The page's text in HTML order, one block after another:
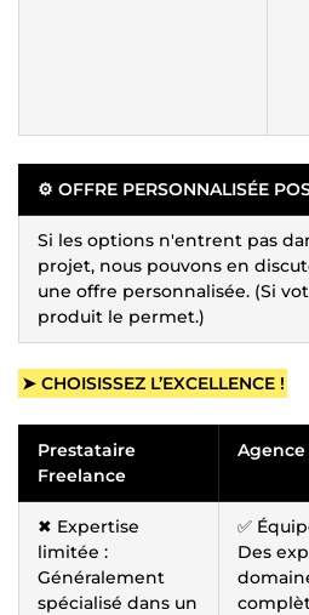
⚙️ OFFRE PERSONNALISÉE
Si les options n'entrent pas
projet, nous pouvons en
une offre personnalisée. (Si
produit le permet.)
➤ CHOISISSEZ L’EXCELLENCE !
Prestataire
Freelance
Agence
✖ Expertise
limitée :
Généralement
spécialisé dans un
✅
Des